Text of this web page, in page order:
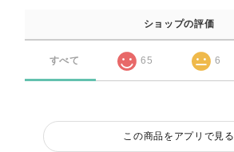
ショップの評価
すべて 65 6
この商品をアプリで見る